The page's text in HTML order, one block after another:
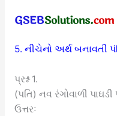
5. નીચેનો અર્થ બનાવતી
પ્રશ્ન 1.
(પતિ) નવ રંગોવાળી
ઉત્તરઃ